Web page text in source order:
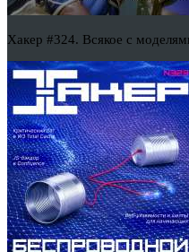
Хакер #324. Всякое с